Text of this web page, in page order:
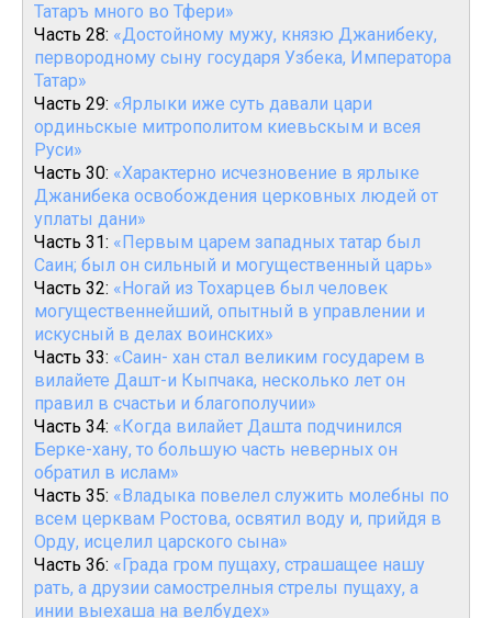
Татаръ много во Тфери»
Часть 28: «Достойному мужу, князю Джанибеку,
первородному сыну государя Узбека, Императора
Татар»
Часть 29: «Ярлыки иже суть давали цари
ординьскые митрополитом киевьскым и всея
Руси»
Часть 30: «Характерно исчезновение в ярлыке
Джанибека освобождения церковных людей от
уплаты дани»
Часть 31: «Первым царем западных татар был
Саин; был он сильный и могущественный царь»
Часть 32: «Ногай из Тохарцев был человек
могущественнейший, опытный в управлении и
искусный в делах воинских»
Часть 33: «Саин- хан стал великим государем в
вилайете Дашт-и Кыпчака, несколько лет он
правил в счастьи и благополучии»
Часть 34: «Когда вилайет Дашта подчинился
Берке-хану, то большую часть неверных он
обратил в ислам»
Часть 35: «Владыка повелел служить молебны по
всем церквам Ростова, освятил воду и, прийдя в
Орду, исцелил царского сына»
Часть 36: «Града гром пущаху, страшащее нашу
рать, а друзии самострелныя стрелы пущаху, а
инии выехаша на велбудех»